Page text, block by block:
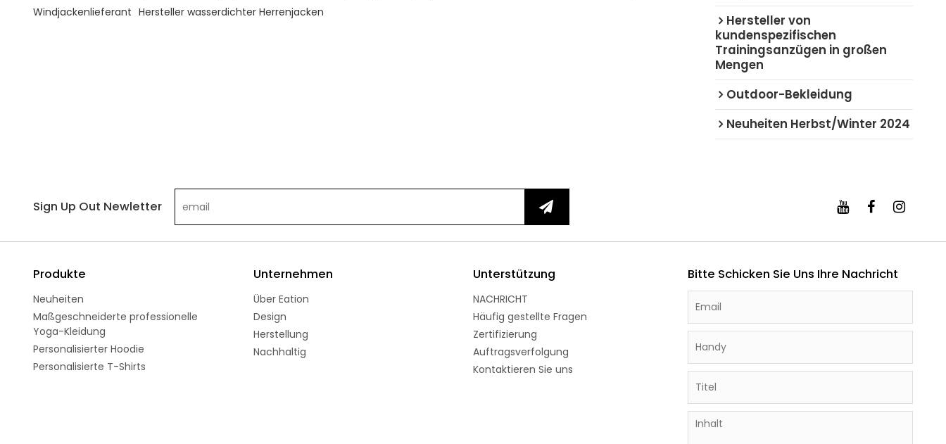
Windjackenlieferant Hersteller wasserdichter Herrenjacken
Hersteller von
kundenspezifischen
Trainingsanzügen in großen
Mengen
Outdoor-Bekleidung
Neuheiten Herbst/Winter 2024
Sign Up Out Newletter
Produkte
Neuheiten
Maßgeschneiderte professionelle
Yoga-Kleidung
Personalisierter Hoodie
Personalisierte T-Shirts
Unternehmen
Über Eation
Design
Herstellung
Nachhaltig
Unterstützung
NACHRICHT
Häufig gestellte Fragen
Zertifizierung
Auftragsverfolgung
Kontaktieren Sie uns
Bitte Schicken Sie Uns Ihre Nachricht